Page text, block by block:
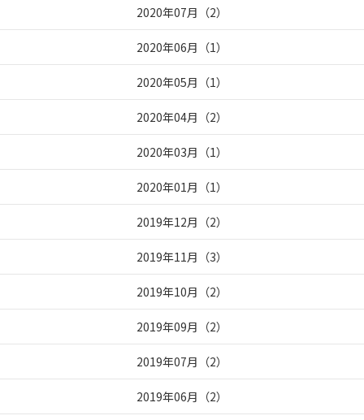
2020年07月 （2）
2020年06月 （1）
2020年05月 （1）
2020年04月 （2）
2020年03月 （1）
2020年01月 （1）
2019年12月 （2）
2019年11月 （3）
2019年10月 （2）
2019年09月 （2）
2019年07月 （2）
2019年06月 （2）